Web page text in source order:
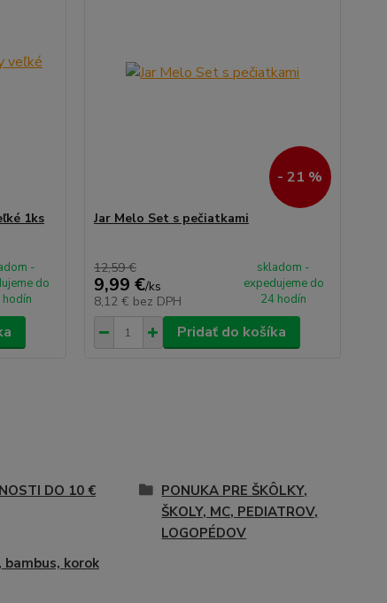
1ks
-
do
hodín
- 21 %
Jar Melo Set s pečiatkami
12,59 €
9,99 €/ks
8,12 € bez DPH
skladom -
expedujeme do
24 hodín
Pridať do košíka
DO 10 €
PONUKA PRE ŠKÔLKY,
ŠKOLY, MC, PEDIATROV,
LOGOPÉDOV
bambus, korok